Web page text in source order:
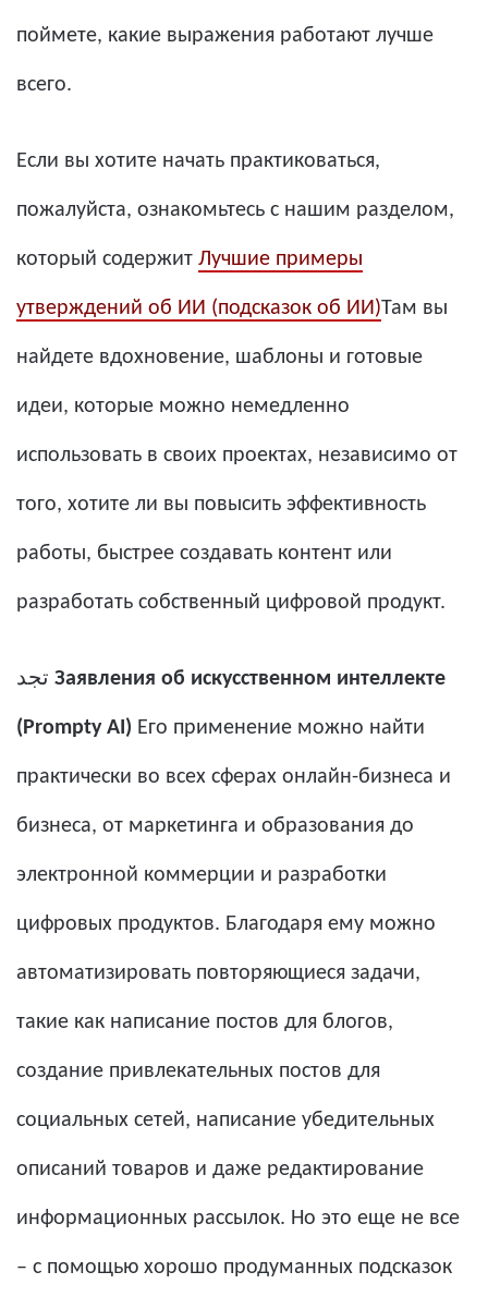
поймете, какие выражения работают лучше
всего.
Если вы хотите начать практиковаться,
пожалуйста, ознакомьтесь с нашим разделом,
который содержит Лучшие примеры
утверждений об ИИ (подсказок об ИИ)Там вы
найдете вдохновение, шаблоны и готовые
идеи, которые можно немедленно
использовать в своих проектах, независимо от
того, хотите ли вы повысить эффективность
работы, быстрее создавать контент или
разработать собственный цифровой продукт.
Заявления об искусственном интеллекте
(Prompty AI) Его применение можно найти
практически во всех сферах онлайн-бизнеса и
бизнеса, от маркетинга и образования до
электронной коммерции и разработки
цифровых продуктов. Благодаря ему можно
автоматизировать повторяющиеся задачи,
такие как написание постов для блогов,
создание привлекательных постов для
социальных сетей, написание убедительных
описаний товаров и даже редактирование
информационных рассылок. Но это еще не все
– с помощью хорошо продуманных подсказок